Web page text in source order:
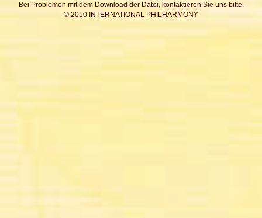
Bei Problemen mit dem Download der Datei, kontaktieren Sie uns bitte.
© 2010 INTERNATIONAL PHILHARMONY